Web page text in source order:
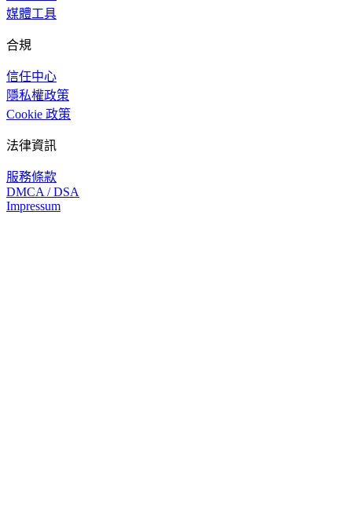
媒體工具
合規
信任中心
隱私權政策
Cookie 政策
法律資訊
服務條款
DMCA / DSA
Impressum